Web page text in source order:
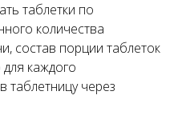
таблетки по
количества
состав порции таблеток
каждого
таблетницу через